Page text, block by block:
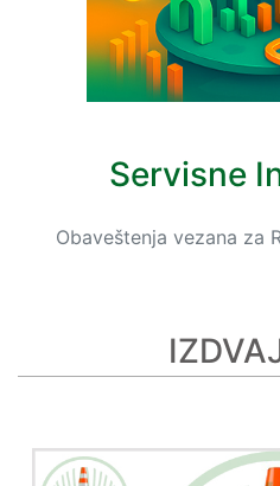
Servisne
Obaveštenja vezana za